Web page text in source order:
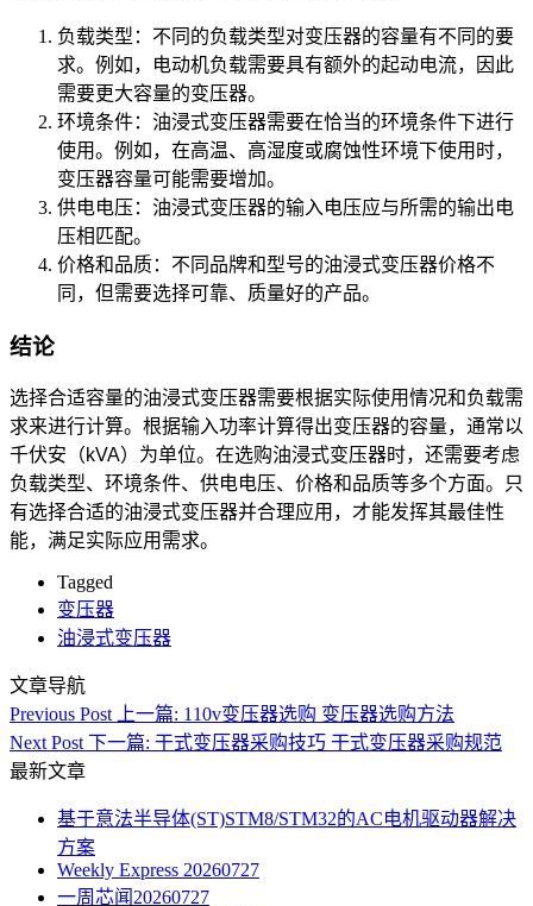
负载类型：不同的负载类型对变压器的容量有不同的要
求。例如，电动机负载需要具有额外的起动电流，因此
需要更大容量的变压器。
环境条件：油浸式变压器需要在恰当的环境条件下进行
使用。例如，在高温、高湿度或腐蚀性环境下使用时，
变压器容量可能需要增加。
供电电压：油浸式变压器的输入电压应与所需的输出电
压相匹配。
价格和品质：不同品牌和型号的油浸式变压器价格不
同，但需要选择可靠、质量好的产品。
结论
选择合适容量的油浸式变压器需要根据实际使用情况和负载需
求来进行计算。根据输入功率计算得出变压器的容量，通常以
千伏安（kVA）为单位。在选购油浸式变压器时，还需要考虑
负载类型、环境条件、供电电压、价格和品质等多个方面。只
有选择合适的油浸式变压器并合理应用，才能发挥其最佳性
能，满足实际应用需求。
Tagged
变压器
油浸式变压器
文章导航
Previous Post 上一篇: 110v变压器选购 变压器选购方法
Next Post 下一篇: 干式变压器采购技巧 干式变压器采购规范
最新文章
基于意法半导体(ST)STM8/STM32的AC电机驱动器解决
方案
Weekly Express 20260727
一周芯闻20260727